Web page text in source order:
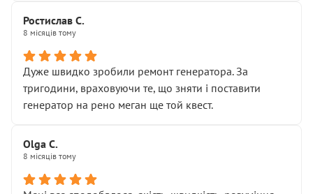
Хотілося б більше:
• належної уваги до авто
• прозорості в роботах і рахунках
• реальної діагностики, а не формального
“подивились і поїхав”
На жаль, складається враження, що сервіс працює не
Стосовно комунікації - все добре
звертатися до цього автосервісу.
Ростислав С.
8 місяців тому
Дуже швидко зробили ремонт генератора. За
тригодини, враховуючи те, що зняти і поставити
генератор на рено меган ще той квест.
Olga С.
8 місяців тому